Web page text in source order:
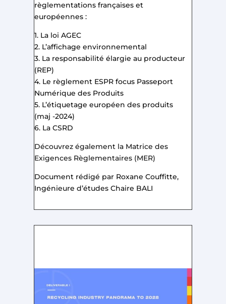
règlementations françaises et
européennes :
1. La loi AGEC
2. L’affichage environnemental
3. La responsabilité élargie au producteur
(REP)
4. Le règlement ESPR focus Passeport
Numérique des Produits
5. L’étiquetage européen des produits
(maj -2024)
6. La CSRD
Découvrez également la Matrice des
Exigences Règlementaires (MER)
Document rédigé par Roxane Couffitte,
Ingénieure d’études Chaire BALI